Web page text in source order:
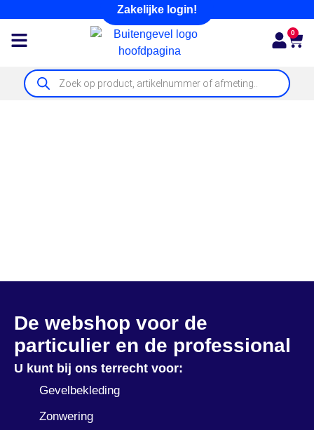
Zakelijke login!
0
De webshop voor de
particulier en de professional
U kunt bij ons terrecht voor:
Gevelbekleding
Zonwering